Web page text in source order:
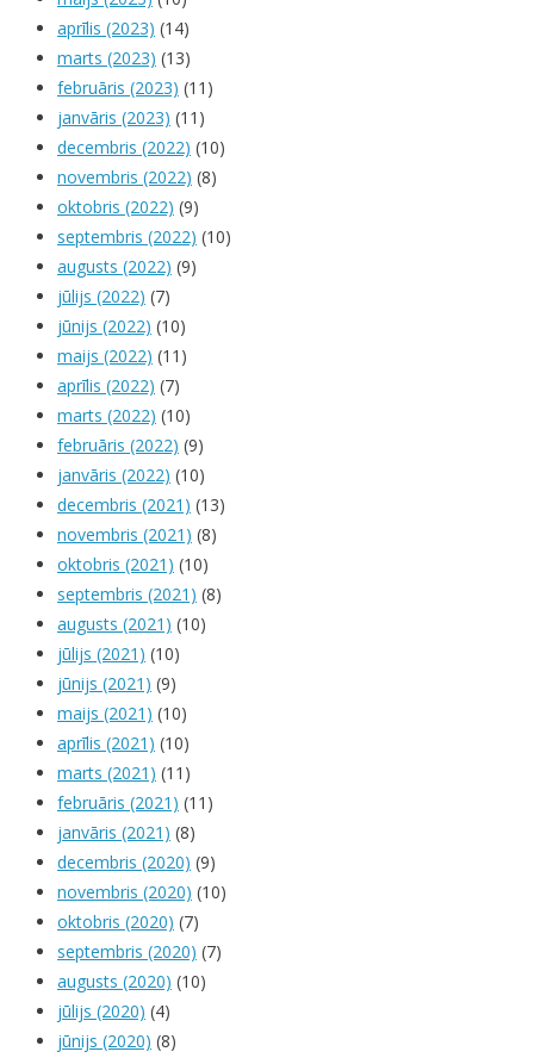
aprīlis (2023) (14)
marts (2023) (13)
februāris (2023) (11)
janvāris (2023) (11)
decembris (2022) (10)
novembris (2022) (8)
oktobris (2022) (9)
septembris (2022) (10)
augusts (2022) (9)
jūlijs (2022) (7)
jūnijs (2022) (10)
maijs (2022) (11)
aprīlis (2022) (7)
marts (2022) (10)
februāris (2022) (9)
janvāris (2022) (10)
decembris (2021) (13)
novembris (2021) (8)
oktobris (2021) (10)
septembris (2021) (8)
augusts (2021) (10)
jūlijs (2021) (10)
jūnijs (2021) (9)
maijs (2021) (10)
aprīlis (2021) (10)
marts (2021) (11)
februāris (2021) (11)
janvāris (2021) (8)
decembris (2020) (9)
novembris (2020) (10)
oktobris (2020) (7)
septembris (2020) (7)
augusts (2020) (10)
jūlijs (2020) (4)
jūnijs (2020) (8)